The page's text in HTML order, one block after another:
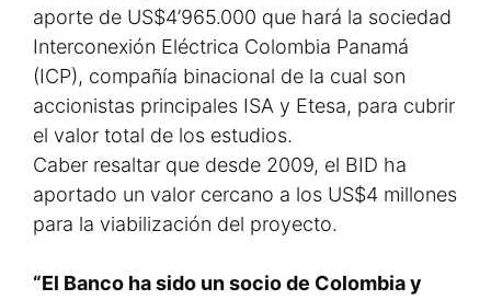
aporte de US$4’965.000 que hará la sociedad
Interconexión Eléctrica Colombia Panamá
(ICP), compañía binacional de la cual son
accionistas principales ISA y Etesa, para cubrir
el valor total de los estudios.
Caber resaltar que desde 2009, el BID ha
aportado un valor cercano a los US$4 millones
para la viabilización del proyecto.
“El Banco ha sido un socio de Colombia y